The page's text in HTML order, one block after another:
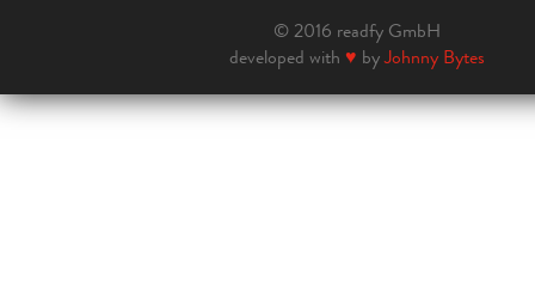
© 2016 readfy GmbH
developed with ♥ byJohnny Bytes